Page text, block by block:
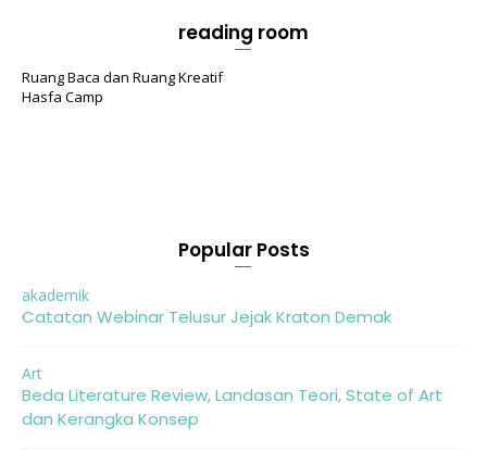
reading room
Ruang Baca dan Ruang Kreatif
Hasfa Camp
Popular Posts
akademik
Catatan Webinar Telusur Jejak Kraton Demak
Art
Beda Literature Review, Landasan Teori, State of Art
dan Kerangka Konsep